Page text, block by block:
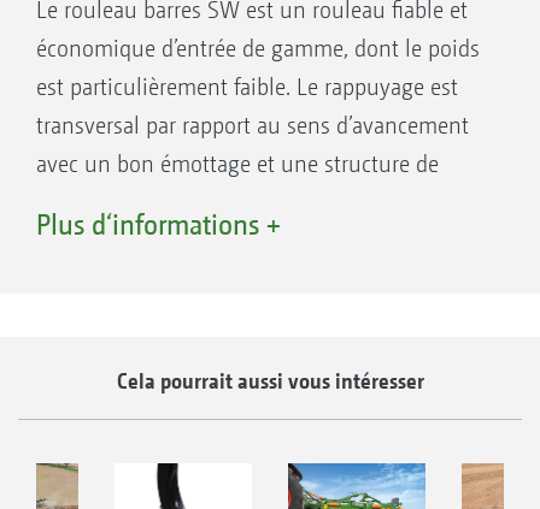
Le rouleau barres SW est un rouleau fiable et
économique d’entrée de gamme, dont le poids
est particulièrement faible. Le rappuyage est
transversal par rapport au sens d’avancement
avec un bon émottage et une structure de
Rappuyage avec action en profondeur
Bon émottage et sécurité d’auto-
Plus d‘informations +
Cela pourrait aussi vous intéresser